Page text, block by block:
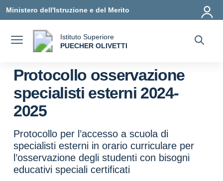
Ministero dell'Istruzione e del Merito
Istituto Superiore
PUECHER OLIVETTI
Protocollo osservazione
specialisti esterni 2024-
2025
Protocollo per l’accesso a scuola di
specialisti esterni in orario curriculare per
l’osservazione degli studenti con bisogni
educativi speciali certificati